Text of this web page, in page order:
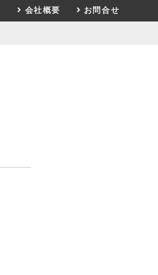
会社概要 お問合せ